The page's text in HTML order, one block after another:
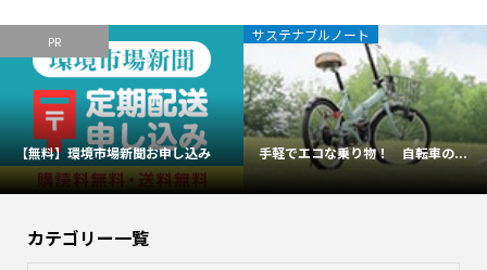
PR
【無料】環境市場新聞お申し込み
サステナブルノート
手軽でエコな乗り物！ 自転車の...
カテゴリー一覧